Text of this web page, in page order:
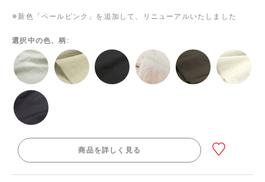
※新色「ペールピンク」を追加して、リニューアルいたしました
選択中の色、柄:
商品を詳しく見る